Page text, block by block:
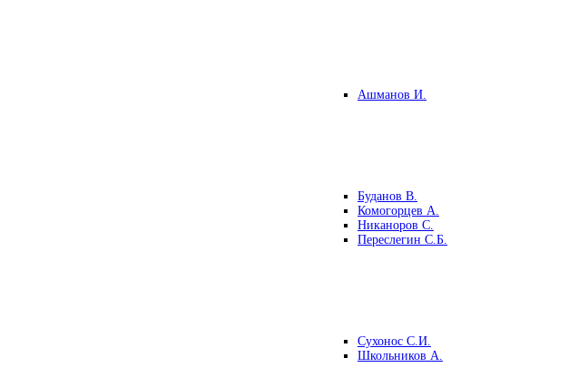
Ашманов И.
Буданов В.
Комогорцев А.
Никаноров С.
Переслегин С.Б.
Сухонос С.И.
Школьников А.